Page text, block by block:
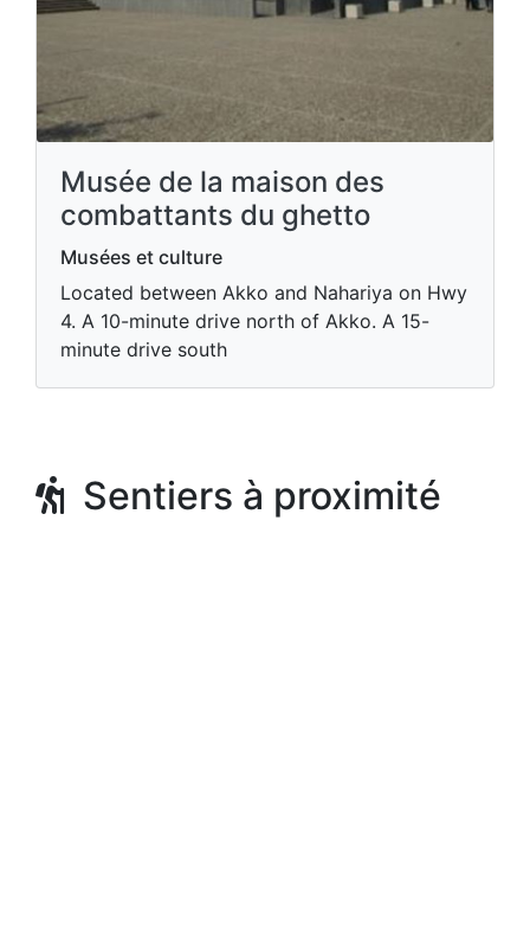
Musée de la maison des
combattants du ghetto
Musées et culture
Located between Akko and Nahariya on Hwy
4. A 10-minute drive north of Akko. A 15-
minute drive south
Sentiers à proximité